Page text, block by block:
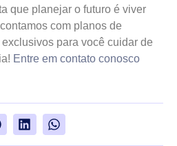
que planejar o futuro é viver
com planos de
para você cuidar de
Entre em contato conosco